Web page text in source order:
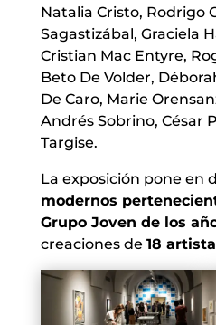
Natalia Cristo, Rodrigo
Sagastizábal, Graciela
Cristian Mac Entyre,
Beto De Volder,
De Caro, Marie
Andrés Sobrino, César
Targise.
La exposición pone en
modernos
Grupo Joven de los
creaciones de 18